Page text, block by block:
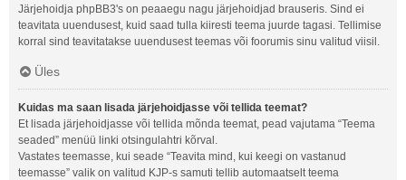
Järjehoidja phpBB3's on peaaegu nagu järjehoidjad brauseris. Sind ei
teavitata uuendusest, kuid saad tulla kiiresti teema juurde tagasi. Tellimise
korral sind teavitatakse uuendusest teemas või foorumis sinu valitud viisil.
Üles
Kuidas ma saan lisada järjehoidjasse või tellida teemat?
Et lisada järjehoidjasse või tellida mõnda teemat, pead vajutama “Teema
seaded” menüü linki otsingulahtri kõrval.
Vastates teemasse, kui seade “Teavita mind, kui keegi on vastanud
teemasse” valik on valitud KJP-s samuti tellib automaatselt teema